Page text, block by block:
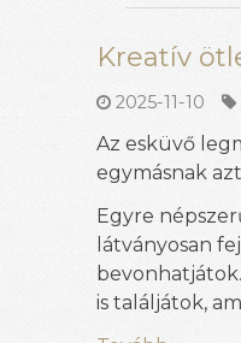
Kreatív
2025-11-10
Az esküvő
egymásnak
Egyre
látványosan
is találjátok,